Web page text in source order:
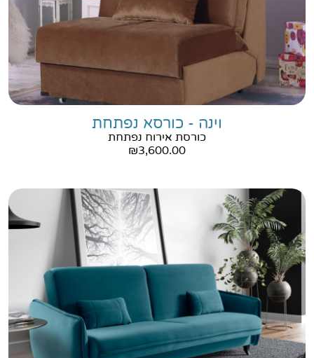
וינה - כורסא נפתחת
כורסת אירוח נפתחת
₪3,600.00